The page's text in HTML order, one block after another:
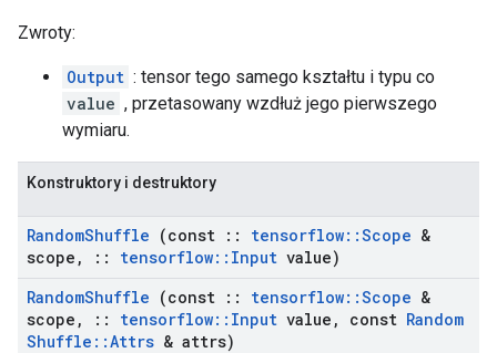
Zwroty:
Output : tensor tego samego kształtu i typu co
value , przetasowany wzdłuż jego pierwszego
wymiaru.
Konstruktory i destruktory
RandomShuffle (const :: tensorflow::Scope &
scope , :: tensorflow:: Input value)
RandomShuffle (const :: tensorflow::Scope &
scope , :: tensorflow:: Input value , const Random
Shuffle ::Attrs & attrs)